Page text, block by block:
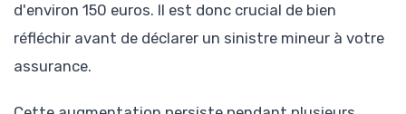
d'environ 150 euros. Il est donc crucial de bien
réfléchir avant de déclarer un sinistre mineur à votre
assurance.